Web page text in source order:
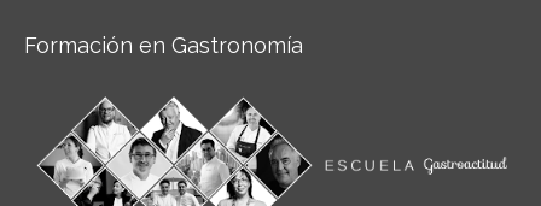
Formación en Gastronomía